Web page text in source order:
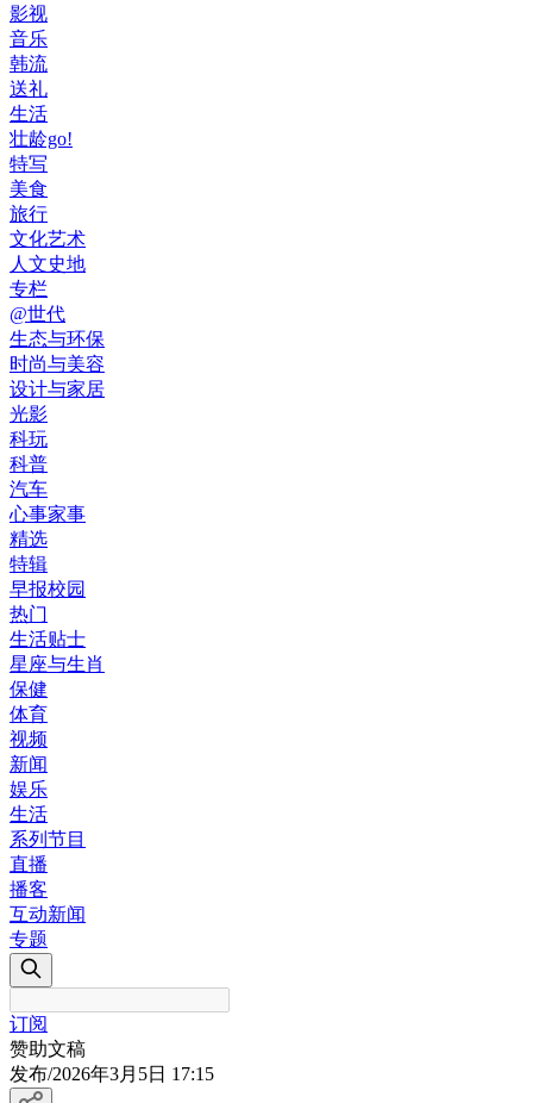
影视
音乐
韩流
送礼
生活
壮龄go!
特写
美食
旅行
文化艺术
人文史地
专栏
@世代
生态与环保
时尚与美容
设计与家居
光影
科玩
科普
汽车
心事家事
精选
特辑
早报校园
热门
生活贴士
星座与生肖
保健
体育
视频
新闻
娱乐
生活
系列节目
直播
播客
互动新闻
专题
订阅
赞助文稿
发布/2026年3月5日 17:15